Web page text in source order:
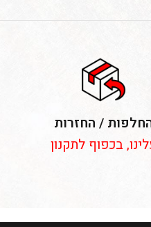
/ החזרות
בכפוף לתקנון